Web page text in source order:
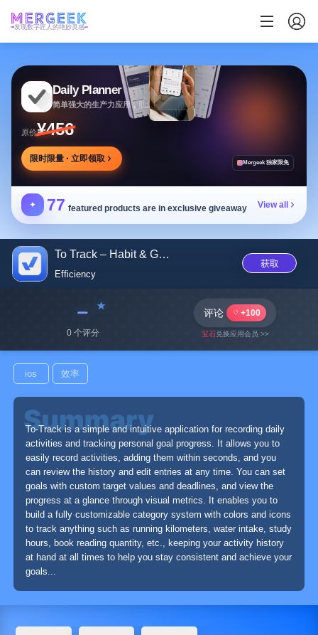
发现数字匠人的绝妙灵感
Daily Planner
简单强大的生产力应用，助您安排任务专注目标
原价¥456
限时限量 · 立即领取 Mergeek 独家限免
✦ 77 featured products are in exclusive giveaway View all
To Track – Habit & Goals
Efficiency
获取
﹣
0 个评分
评论 +100
宝石兑换应用会员 >>
ios 效率
To-Track is a simple and intuitive application for recording daily
activities and tracking personal goal progress. It allows you to
easily record activities, adding them within seconds, and you
can review the history and edit entries at any time. You can set
goals with custom target values and deadlines, and view the
progress at a glance through visual metrics. It enables you to
build a fully customizable category system with colors and icons
to track anything such as running kilometers, water intake, study
hours, book reading quantity, etc., keeping your activity history
at hand at all times to help you stay consistent and achieve your
goals...